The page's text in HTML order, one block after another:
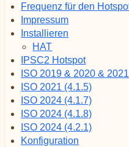
Frequenz für den
Impressum
Installieren
HAT
IPSC2 Hotspot
ISO 2019 & 2020 & 2021
ISO 2021 (4.1.5)
ISO 2024 (4.1.7)
ISO 2024 (4.1.8)
ISO 2024 (4.2.1)
Konfiguration